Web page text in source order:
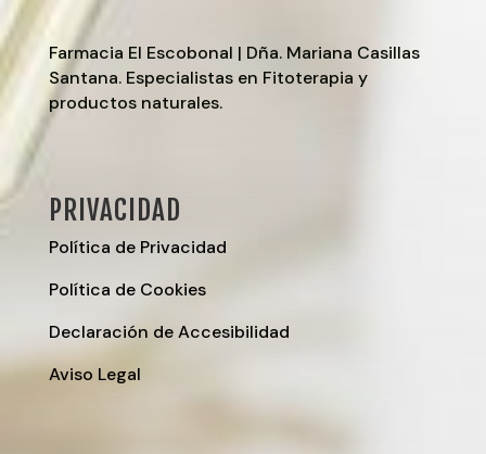
Farmacia El Escobonal | Dña. Mariana Casillas
Santana. Especialistas en Fitoterapia y
productos naturales.
PRIVACIDAD
Política de Privacidad
Política de Cookies
Declaración de Accesibilidad
Aviso Legal